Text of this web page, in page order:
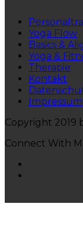
Yoga Flow
Basics &
Yoga &
Therapie
Kontakt
Impressum
Copyright 2019
Connect With